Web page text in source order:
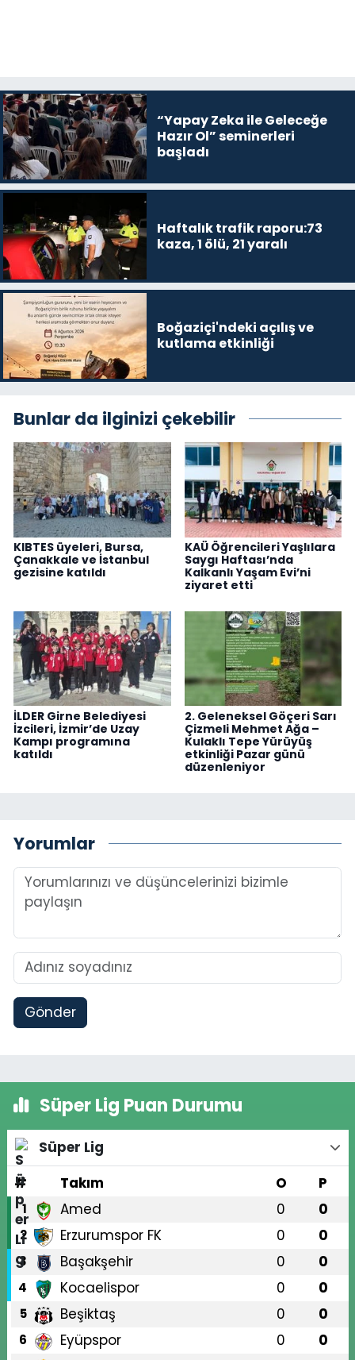
“Yapay Zeka ile Geleceğe
Hazır Ol” seminerleri
başladı
Haftalık trafik raporu:73
kaza, 1 ölü, 21 yaralı
Boğaziçi'ndeki açılış ve
kutlama etkinliği
Bunlar da ilginizi çekebilir
KIBTES üyeleri, Bursa,
Çanakkale ve İstanbul
gezisine katıldı
KAÜ Öğrencileri Yaşlılara
Saygı Haftası’nda
Kalkanlı Yaşam Evi’ni
ziyaret etti
İLDER Girne Belediyesi
İzcileri, İzmir’de Uzay
Kampı programına
katıldı
2. Geleneksel Göçeri Sarı
Çizmeli Mehmet Ağa –
Kulaklı Tepe Yürüyüş
etkinliği Pazar günü
düzenleniyor
Yorumlar
Gönder
Süper Lig Puan Durumu
Süper Lig
#
Takım O P
1 Amed 0 0
2 Erzurumspor FK 0 0
3 Başakşehir 0 0
4 Kocaelispor 0 0
5 Beşiktaş 0 0
6 Eyüpspor 0 0